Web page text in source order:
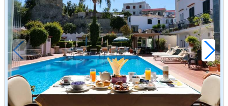
in offerta da
€69,00
a notte